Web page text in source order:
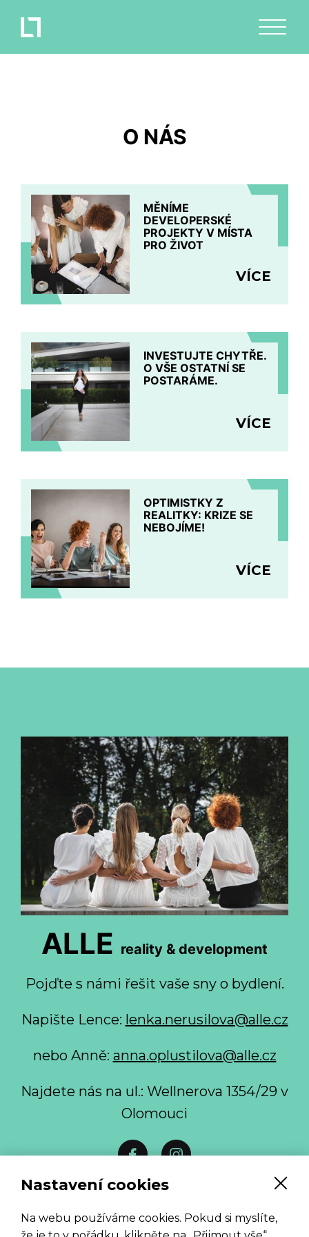
Nastavení cookies
Na webu používáme cookies. Pokud si myslíte,
O NÁS
MĚNÍME
DEVELOPERSKÉ
PROJEKTY V MÍSTA
PRO ŽIVOT
VÍCE
INVESTUJTE CHYTŘE.
O VŠE OSTATNÍ SE
POSTARÁME.
VÍCE
OPTIMISTKY Z
REALITKY: KRIZE SE
NEBOJÍME!
VÍCE
ALLE reality & development
Pojďte s námi řešit vaše sny o bydlení.
Napište Lence: lenka.nerusilova@alle.cz
nebo Anně: anna.oplustilova@alle.cz
Najdete nás na ul.: Wellnerova 1354/29 v
Olomouci
Vzorový formulář pro odstoupení od smlouvy
spotřebitelem ke stažení